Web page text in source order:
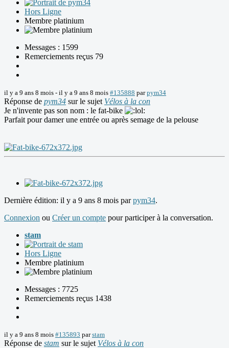
Hors Ligne
Membre platinium
Messages : 1599
Remerciements reçus 79
il y a 9 ans 8 mois - il y a 9 ans 8 mois #135888 parpym34
Réponse de pym34 sur le sujet Vélos à la con
Je n'invente pas son nom : le fat-bike
Parfait pour damer une entrée ou après semage de la pelouse
Dernière édition: il y a 9 ans 8 mois parpym34.
Connexion ou Créer un compte pour participer à la conversation.
stam
Hors Ligne
Membre platinium
Messages : 7725
Remerciements reçus 1438
il y a 9 ans 8 mois #135893 parstam
Réponse de stam sur le sujet Vélos à la con